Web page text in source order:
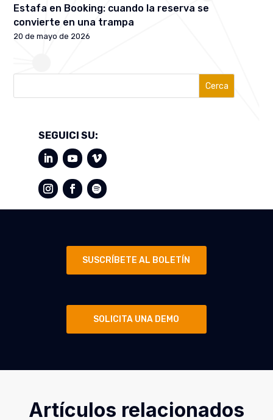
Estafa en Booking: cuando la reserva se
convierte en una trampa
20 de mayo de 2026
Cerca
SEGUICI SU:
SUSCRÍBETE AL BOLETÍN
SOLICITA UNA DEMO
Artículos relacionados